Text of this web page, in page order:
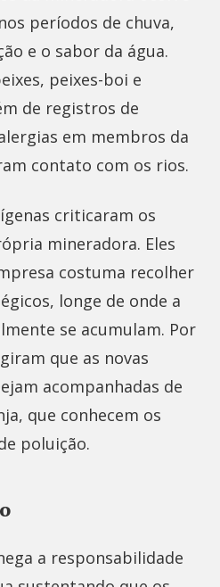
períodos de chuva,
e o sabor da água.
peixes-boi e
de registros de
em membros da
contato com os rios.
criticaram os
mineradora. Eles
costuma recolher
longe de onde a
se acumulam. Por
que as novas
acompanhadas de
que conhecem os
poluição.
a responsabilidade